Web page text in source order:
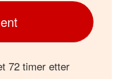
72 timer etter